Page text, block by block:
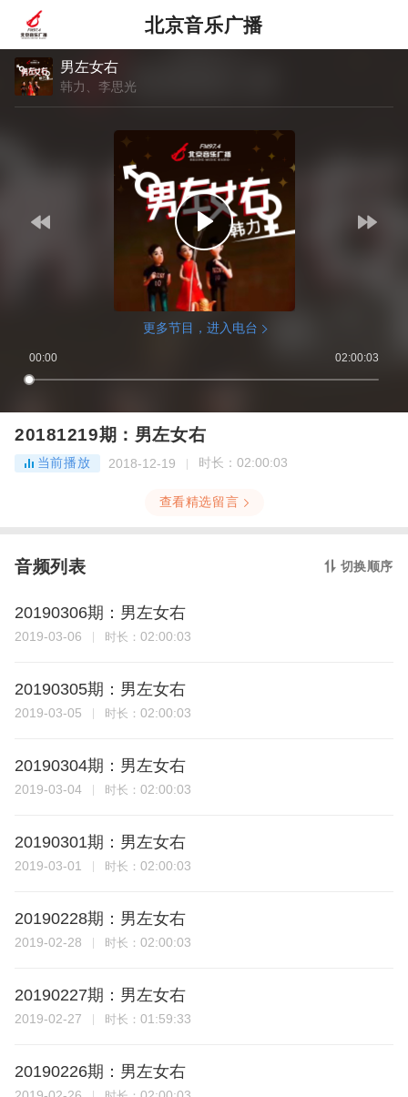
北京音乐广播
男左女右
韩力、李思光
更多节目，进入电台
00:00 02:00:03
20181219期：男左女右
当前播放 2018-12-19 时长： 02:00:03
查看精选留言
音频列表 切换顺序
20190306期：男左女右
2019-03-06 时长： 02:00:03
20190305期：男左女右
2019-03-05 时长： 02:00:03
20190304期：男左女右
2019-03-04 时长： 02:00:03
20190301期：男左女右
2019-03-01 时长： 02:00:03
20190228期：男左女右
2019-02-28 时长： 02:00:03
20190227期：男左女右
2019-02-27 时长： 01:59:33
20190226期：男左女右